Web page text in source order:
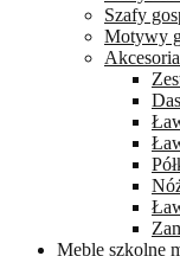
Szafy
Motywy
Meble szkolne